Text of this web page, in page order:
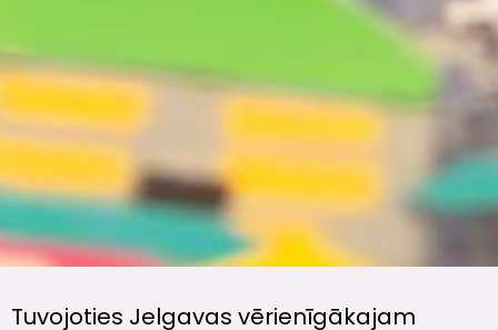
Tuvojoties Jelgavas vērienīgākajam